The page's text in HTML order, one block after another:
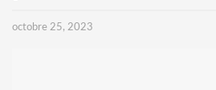
octobre 25, 2023